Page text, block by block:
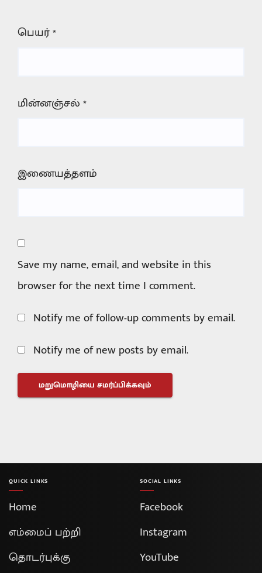
பெயர்*
மின்னஞ்சல்*
இணையத்தளம்
Save my name, email, and website in this
browser for the next time I comment.
Notify me of follow-up comments by email.
Notify me of new posts by email.
QUICK LINKS
Home
எம்மைப் பற்றி
தொடர்புக்கு
SOCIAL LINKS
Facebook
Instagram
YouTube